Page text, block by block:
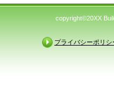
copyright©20XX
プライバシーポリシ